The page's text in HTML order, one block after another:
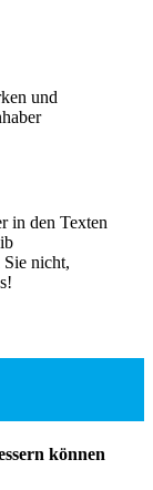
und
in den Texten
Sie nicht,
können